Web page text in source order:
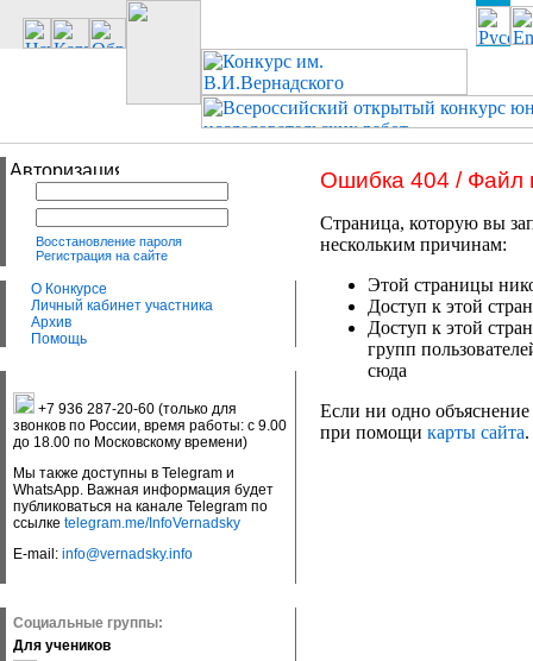
Восстановление пароля
Регистрация на сайте
О Конкурсе
Личный кабинет участника
Архив
Помощь
+7 936 287-20-60 (только для
звонков по России, время работы: с 9.00
до 18.00 по Московскому времени)
Мы также доступны в Telegram и
WhatsApp. Важная информация будет
публиковаться на канале Telegram по
ссылке telegram.me/InfoVernadsky
E-mail: info@vernadsky.info
Социальные группы:
Для учеников
Ошибка 404 / Файл
Страница, которую вы
нескольким причинам:
Этой страницы
Доступ к этой
Доступ к этой
групп
сюда
Если ни одно объяснение
при помощи карты сайта.